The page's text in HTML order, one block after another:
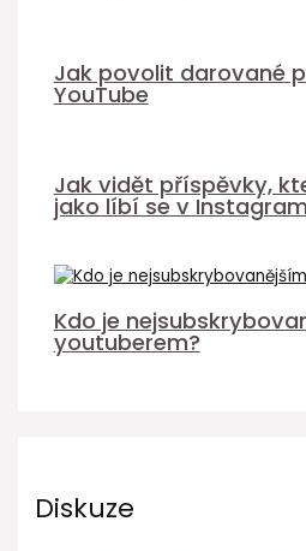
Jak povolit darované
YouTube
Jak vidět příspěvky,
jako líbí se v
Kdo je
youtuberem?
Diskuze